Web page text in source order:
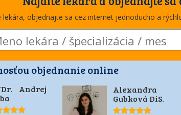
lekára, objednajte sa cez internet jednoducho a
objednanie online
Andrej
Alexandra
Gubková DiS.